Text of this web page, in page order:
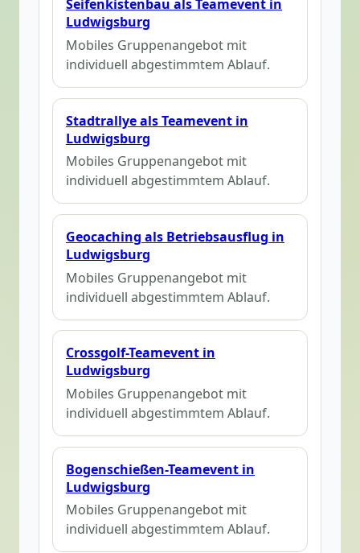
Seifenkistenbau als Teamevent in
Ludwigsburg
Mobiles Gruppenangebot mit
individuell abgestimmtem Ablauf.
Stadtrallye als Teamevent in
Ludwigsburg
Mobiles Gruppenangebot mit
individuell abgestimmtem Ablauf.
Geocaching als Betriebsausflug in
Ludwigsburg
Mobiles Gruppenangebot mit
individuell abgestimmtem Ablauf.
Crossgolf-Teamevent in
Ludwigsburg
Mobiles Gruppenangebot mit
individuell abgestimmtem Ablauf.
Bogenschießen-Teamevent in
Ludwigsburg
Mobiles Gruppenangebot mit
individuell abgestimmtem Ablauf.